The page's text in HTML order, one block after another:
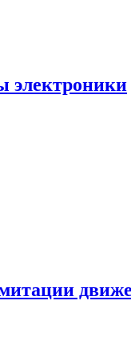
электроники